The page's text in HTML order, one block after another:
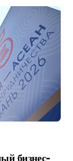
бизнес-